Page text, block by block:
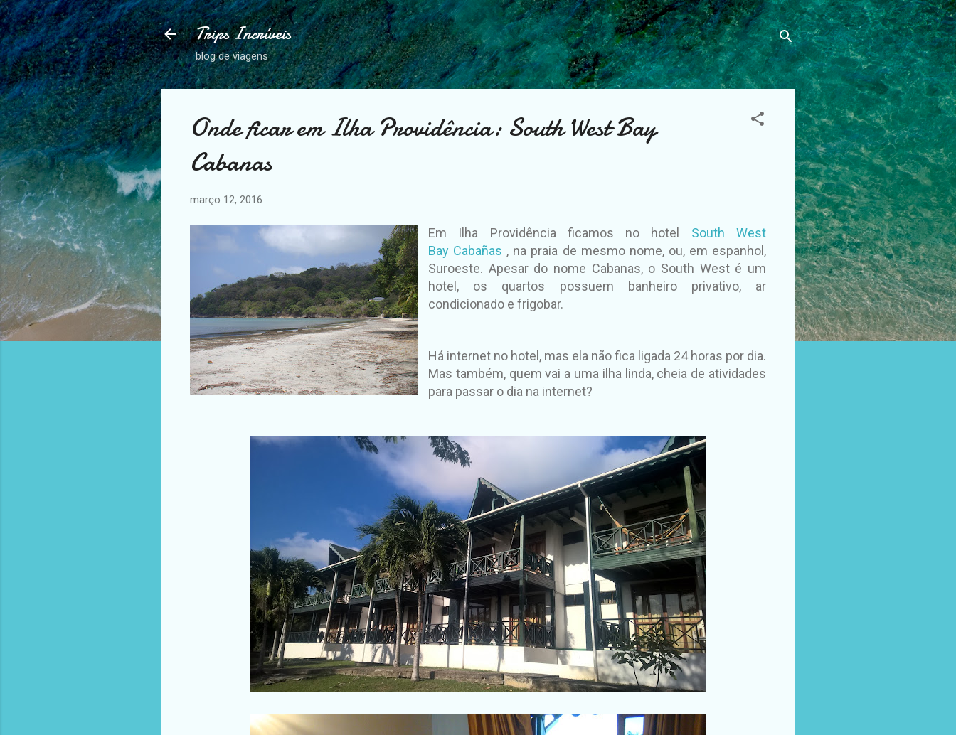
Pular para o conteúdo principal
Trips Incríveis
blog de viagens
Onde ficar em Ilha Providência: South West Bay
Cabanas
março 12, 2016
Em Ilha Providência ficamos no hotel South West
Bay Cabañas , na praia de mesmo nome, ou, em espanhol,
Suroeste. Apesar do nome Cabanas, o South West é um
hotel, os quartos possuem banheiro privativo,ar
condicionado e frigobar.
Há internet no hotel, mas ela não fica ligada 24 horas por dia.
Mas também, quem vai a uma ilha linda, cheia de atividades
para passar o dia na internet?